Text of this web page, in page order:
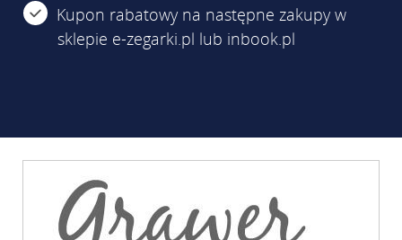
Kupon rabatowy na następne zakupy w
sklepie e-zegarki.pl lub inbook.pl